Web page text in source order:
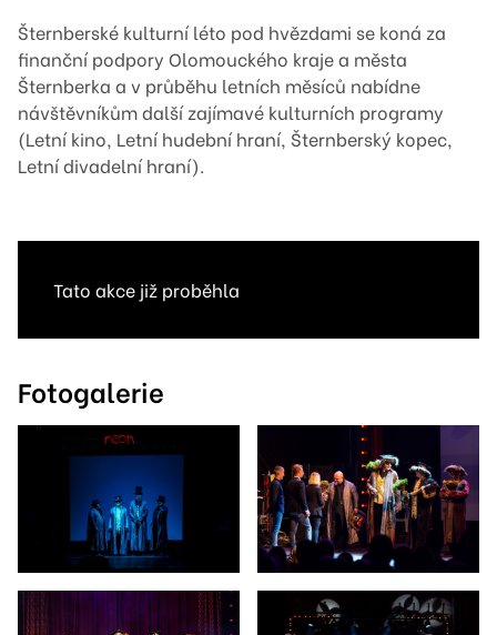
Šternberské kulturní léto pod hvězdami se koná za
finanční podpory Olomouckého kraje a města
Šternberka a v průběhu letních měsíců nabídne
návštěvníkům další zajímavé kulturních programy
(Letní kino, Letní hudební hraní, Šternberský kopec,
Letní divadelní hraní).
Tato akce již proběhla
Fotogalerie